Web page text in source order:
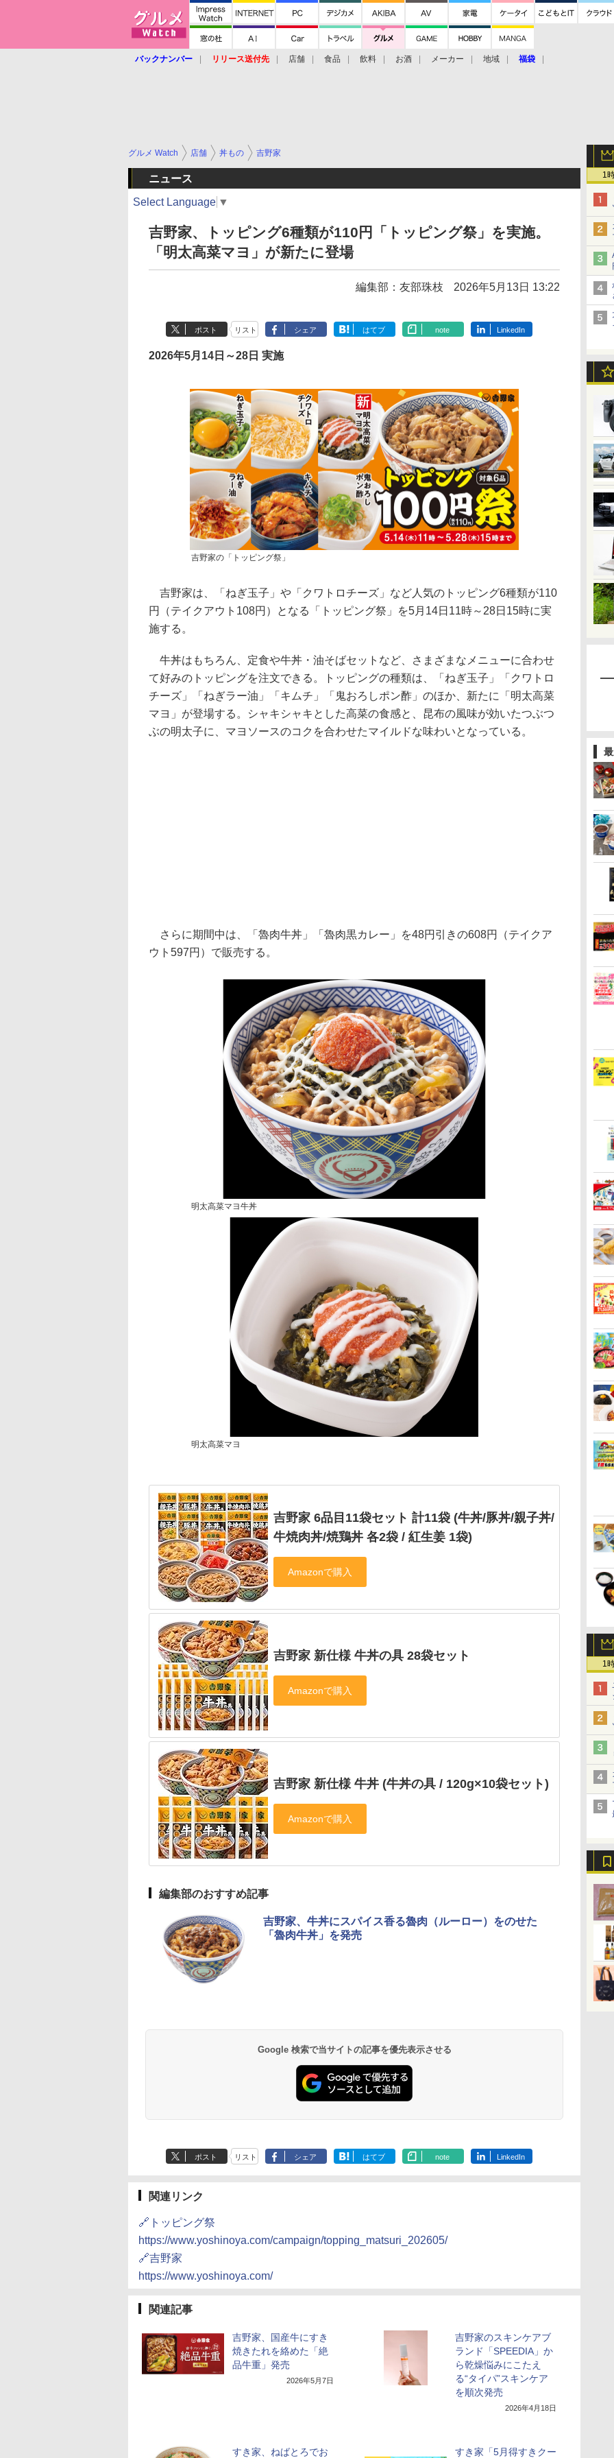
バックナンバー リリース送付先 店舗 食品 飲料 お酒 メーカー 地域 福袋
1
1
グルメ Watch 店舗 丼もの 吉野家
ニュース
Select Language ▼
吉野家、トッピング6種類が110円「トッピング祭」を実施。
「明太高菜マヨ」が新たに登場
編集部：友部珠枝 2026年5月13日 13:22
ポスト リスト シェア はてブ note LinkedIn
2026年5月14日～28日 実施
吉野家の「トッピング祭」
吉野家は、「ねぎ玉子」や「クワトロチーズ」など人気のトッピング6種類が110
円（テイクアウト108円）となる「トッピング祭」を5月14日11時～28日15時に実
施する。
牛丼はもちろん、定食や牛丼・油そばセットなど、さまざまなメニューに合わせ
て好みのトッピングを注文できる。トッピングの種類は、「ねぎ玉子」「クワトロ
チーズ」「ねぎラー油」「キムチ」「鬼おろしポン酢」のほか、新たに「明太高菜
マヨ」が登場する。シャキシャキとした高菜の食感と、昆布の風味が効いたつぶつ
ぶの明太子に、マヨソースのコクを合わせたマイルドな味わいとなっている。
さらに期間中は、「魯肉牛丼」「魯肉黒カレー」を48円引きの608円（テイクア
ウト597円）で販売する。
明太高菜マヨ牛丼
明太高菜マヨ
吉野家 6品目11袋セット 計11袋 (牛丼/豚丼/親子丼/
牛焼肉丼/焼鶏丼 各2袋 / 紅生姜 1袋)
吉野家 新仕様 牛丼の具 28袋セット
吉野家 新仕様 牛丼 (牛丼の具 / 120g×10袋セット)
編集部のおすすめ記事
吉野家、牛丼にスパイス香る魯肉（ルーロー）をのせた
「魯肉牛丼」を発売
Google 検索で当サイトの記事を優先表示させる
ポスト リスト シェア はてブ note LinkedIn
関連リンク
🔗トッピング祭
https://www.yoshinoya.com/campaign/topping_matsuri_202605/
🔗吉野家
https://www.yoshinoya.com/
関連記事
吉野家、国産牛にすき
焼きたれを絡めた「絶
品牛重」発売
2026年5月7日
吉野家のスキンケアブ
ランド「SPEEDIA」か
ら乾燥悩みにこたえ
る“タイパ”スキンケア
を順次発売
2026年4月18日
すき家、ねばとろでお すき家「5月得すきクー